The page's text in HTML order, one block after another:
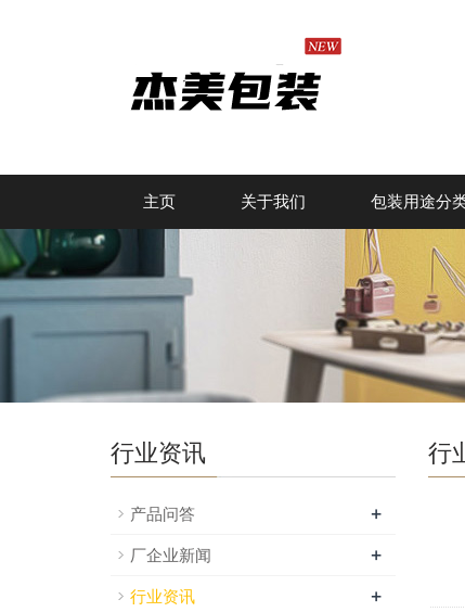
主页 关于我们 包装用途分
行
行业资讯
产品问答 +
厂企业新闻 +
行业资讯 +